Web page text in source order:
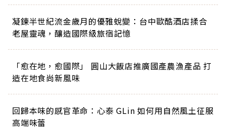
凝鍊半世紀流金歲月的優雅蛻變：台中歐酷酒店揉合
老屋靈魂，釀造國際級旅宿記憶
「愈在地，愈國際」 圓山大飯店推廣國產農漁產品 打
造在地食尚新風味
回歸本味的感官革命：心泰 GLin 如何用自然風土征服
高端味蕾